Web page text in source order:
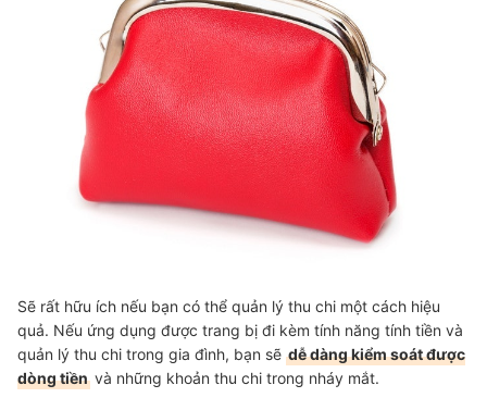
Sẽ rất hữu ích nếu bạn có thể quản lý thu chi một cách hiệu
quả. Nếu ứng dụng được trang bị đi kèm tính năng tính tiền và
quản lý thu chi trong gia đình, bạn sẽ dễ dàng kiểm soát được
dòng tiền và những khoản thu chi trong nháy mắt.